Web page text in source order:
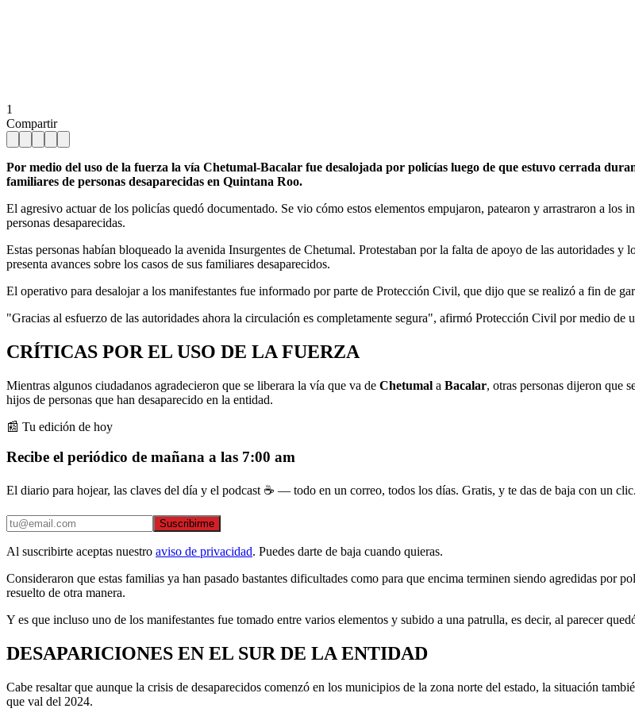
1
Compartir
Por medio del uso de la fuerza la vía Chetumal-Bacalar fue desalojada por policías luego de que estuvo cerrada
familiares de personas desaparecidas en Quintana Roo.
El agresivo actuar de los policías quedó documentado. Se vio cómo estos elementos empujaron, patearon y arrastraron a
personas desaparecidas.
Estas personas habían bloqueado la avenida Insurgentes de Chetumal. Protestaban por la falta de apoyo de las autoridades
presenta avances sobre los casos de sus familiares desaparecidos.
El operativo para desalojar a los manifestantes fue informado por parte de Protección Civil, que dijo que se realizó a fin de
"Gracias al esfuerzo de las autoridades ahora la circulación es completamente segura", afirmó Protección Civil por medio de
CRÍTICAS POR EL USO DE LA FUERZA
Mientras algunos ciudadanos agradecieron que se liberara la vía que va de Chetumal a Bacalar, otras personas dijeron que
hijos de personas que han desaparecido en la entidad.
📰 Tu edición de hoy
Recibe el periódico de mañana a las 7:00 am
El diario para hojear, las claves del día y el podcast ☕ — todo en un correo, todos los días. Gratis, y te das de baja con un clic.
Suscribirme
Al suscribirte aceptas nuestro aviso de privacidad. Puedes darte de baja cuando quieras.
Consideraron que estas familias ya han pasado bastantes dificultades como para que encima terminen siendo agredidas por
resuelto de otra manera.
Y es que incluso uno de los manifestantes fue tomado entre varios elementos y subido a una patrulla, es decir, al parecer
DESAPARICIONES EN EL SUR DE LA ENTIDAD
Cabe resaltar que aunque la crisis de desaparecidos comenzó en los municipios de la zona norte del estado, la situación
que val del 2024.